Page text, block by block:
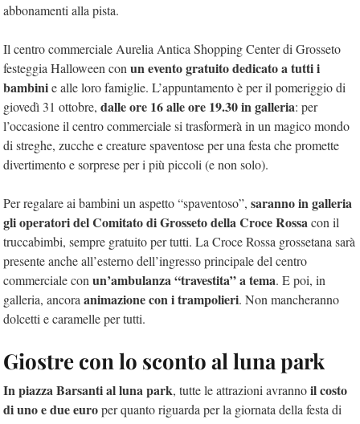
abbonamenti alla pista.
Il centro commerciale Aurelia Antica Shopping Center di Grosseto
festeggia Halloween con un evento gratuito dedicato a tutti i
bambinie alle loro famiglie. L’appuntamento è per il pomeriggio di
giovedì 31 ottobre, dalle ore 16 alle ore 19.30 in galleria: per
l’occasione il centro commerciale si trasformerà in un magico mondo
di streghe, zucche e creature spaventose per una festa che promette
divertimento e sorprese per i più piccoli (e non solo).
Per regalare ai bambini un aspetto “spaventoso”, saranno in galleria
gli operatori del Comitato di Grosseto della Croce Rossacon il
truccabimbi, sempre gratuito per tutti. La Croce Rossa grossetana sarà
presente anche all’esterno dell’ingresso principale del centro
commerciale con un’ambulanza “travestita” a tema. E poi, in
galleria, ancora animazione con i trampolieri. Non mancheranno
dolcetti e caramelle per tutti.
Giostre con lo sconto al luna park
In piazza Barsanti al luna park, tutte le attrazioni avrannoil costo
di uno e due europer quanto riguarda per la giornata della festa di